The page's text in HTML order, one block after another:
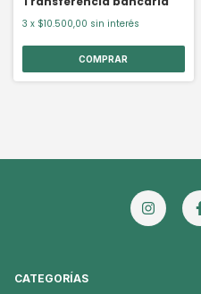
3 x $10.500,00 sin interés
CATEGORÍAS